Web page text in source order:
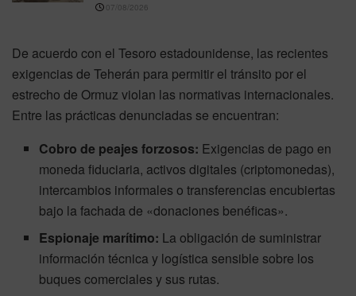
07/08/2026
De acuerdo con el Tesoro estadounidense, las recientes
exigencias de Teherán para permitir el tránsito por el
estrecho de Ormuz violan las normativas internacionales.
Entre las prácticas denunciadas se encuentran:
Cobro de peajes forzosos: Exigencias de pago en
moneda fiduciaria, activos digitales (criptomonedas),
intercambios informales o transferencias encubiertas
bajo la fachada de «donaciones benéficas».
Espionaje marítimo: La obligación de suministrar
información técnica y logística sensible sobre los
buques comerciales y sus rutas.